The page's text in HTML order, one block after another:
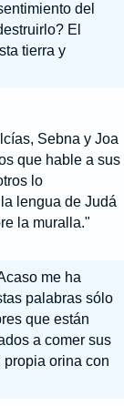
del
El
tierra y
Sebna y Joa
que hable a sus
lo
lengua de Judá
la muralla."
me ha
palabras sólo
que están
a comer sus
propia orina con